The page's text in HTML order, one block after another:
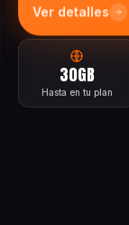
Ver detalles
30GB
Hasta en tu plan